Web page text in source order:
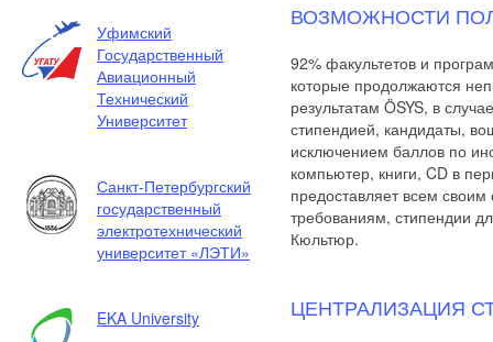
Уфимский
Государственный
Авиационный
Технический
Университет
Санкт-Петербургский
государственный
электротехнический
университет «ЛЭТИ»
EKA University
ВОЗМОЖНОСТИ
92% факультетов и
которые продолжаются
результатам ÖSYS, в
стипендией, кандидаты,
исключением баллов по
компьютер, книги, CD в
предоставляет всем
требованиям, стипендии
Кюльтюр.
ЦЕНТРАЛИЗАЦИЯ